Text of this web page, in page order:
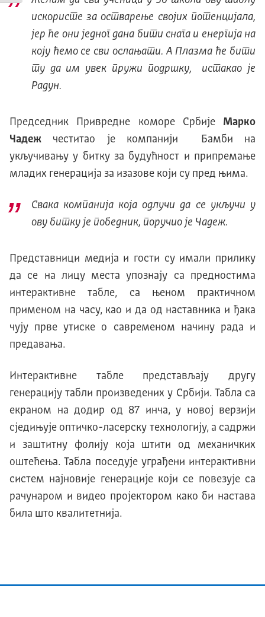
искористе за остварење својих потенцијала,
јер ће они једног дана бити снага и енергија на
коју ћемо се сви ослањати. А Плазма ће бити
ту да им увек пружи подршку, истакао је
Радун.
Председник Привредне коморе Србије Марко
Чадеж честитао је компанији Бамби на
укључивању у битку за будућност и припремање
младих генерација за изазове који су пред њима.
Свака компанија која одлучи да се укључи у
ову битку је победник, поручио је Чадеж.
Представници медија и гости су имали прилику
да се на лицу места упознају са предностима
интерактивне табле, са њеном практичном
применом на часу, као и да од наставника и ђака
чују прве утиске о савременом начину рада и
предавања.
Интерактивне табле представљају другу
генерацију табли произведених у Србији. Табла са
екраном на додир од 87 инча, у новој верзији
сједињује оптичко-ласерску технологију, а садржи
и заштитну фолију која штити од механичких
оштећења. Табла поседује уграђени интерактивни
систем најновије генерације који се повезује са
рачунаром и видео пројектором како би настава
била што квалитетнија.